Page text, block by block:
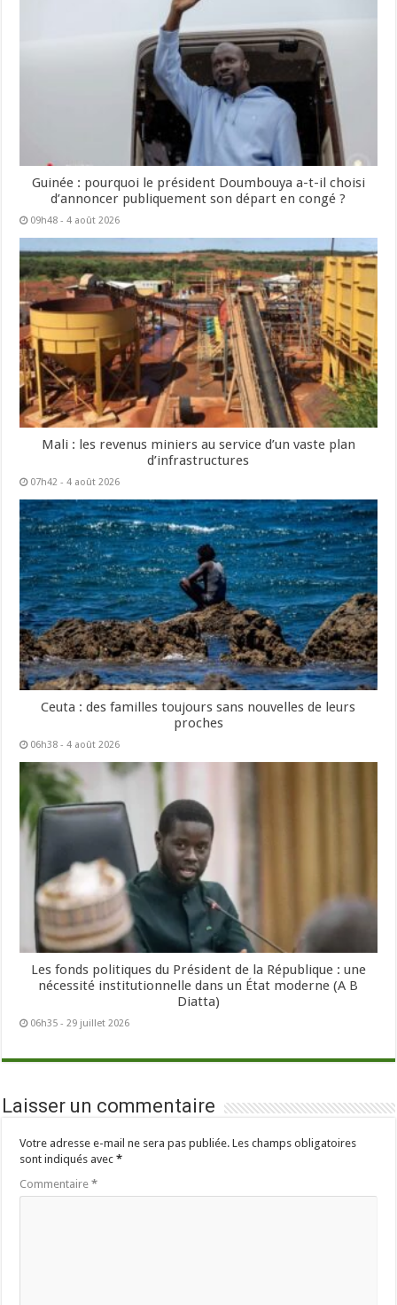
Guinée : pourquoi le président Doumbouya a-t-il choisi
d’annoncer publiquement son départ en congé ?
09h48 - 4 août 2026
Mali : les revenus miniers au service d’un vaste plan
d’infrastructures
07h42 - 4 août 2026
Ceuta : des familles toujours sans nouvelles de leurs
proches
06h38 - 4 août 2026
Les fonds politiques du Président de la République : une
nécessité institutionnelle dans un État moderne (A B
Diatta)
06h35 - 29 juillet 2026
Laisser un commentaire
Votre adresse e-mail ne sera pas publiée. Les champs obligatoires
sont indiqués avec*
Commentaire*